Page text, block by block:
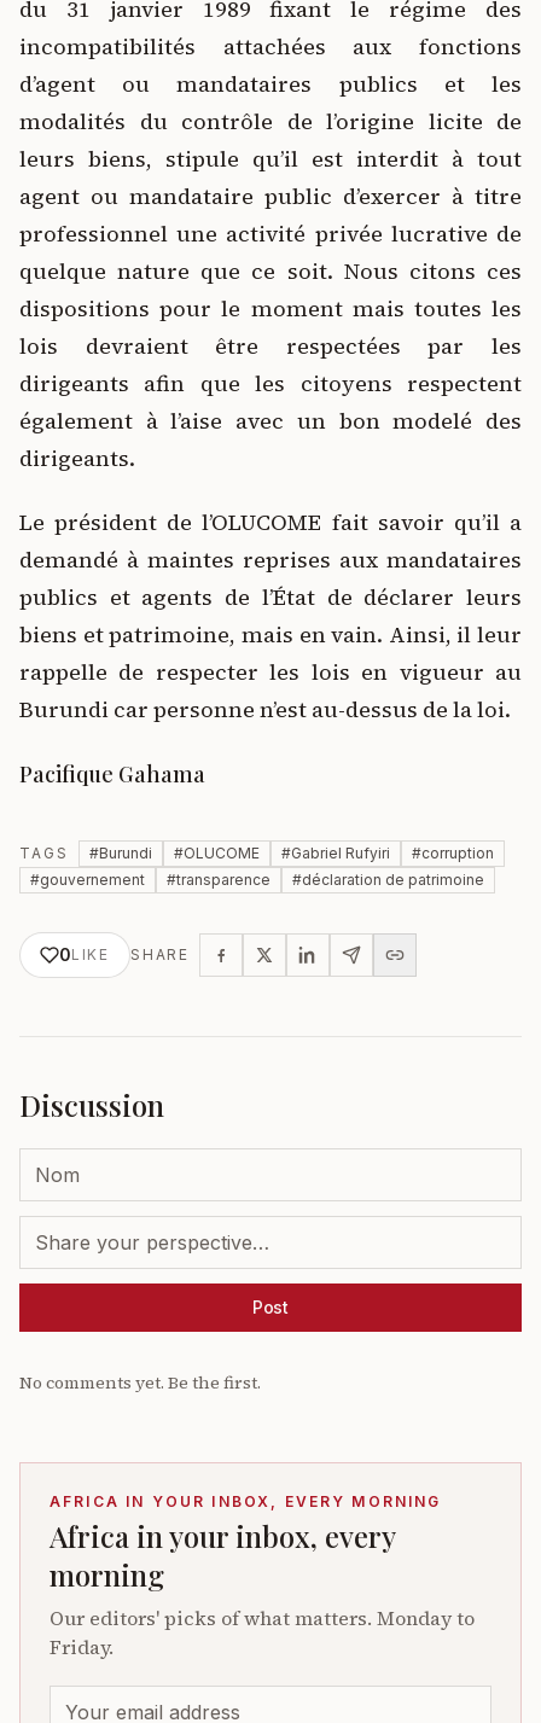
du 31 janvier 1989 fixant le régime des
incompatibilités attachées aux fonctions
d’agent ou mandataires publics et les
modalités du contrôle de l’origine licite de
leurs biens, stipule qu’il est interdit à tout
agent ou mandataire public d’exercer à titre
professionnel une activité privée lucrative de
quelque nature que ce soit. Nous citons ces
dispositions pour le moment mais toutes les
lois devraient être respectées par les
dirigeants afin que les citoyens respectent
également à l’aise avec un bon modelé des
dirigeants.
Le président de l’OLUCOME fait savoir qu’il a
demandé à maintes reprises aux mandataires
publics et agents de l’État de déclarer leurs
biens et patrimoine, mais en vain. Ainsi, il leur
rappelle de respecter les lois en vigueur au
Burundi car personne n’est au-dessus de la loi.
Pacifique Gahama
TAGS #Burundi #OLUCOME #Gabriel Rufyiri #corruption
#gouvernement #transparence #déclaration de patrimoine
0LIKE SHARE
Discussion
Post
No comments yet. Be the first.
AFRICA IN YOUR INBOX, EVERY MORNING
Africa in your inbox, every
morning
Our editors' picks of what matters. Monday to
Friday.